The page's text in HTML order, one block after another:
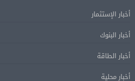
أخبار الإستثمار
أخبار البنوك
أخبار الطاقة
أخبار محلية